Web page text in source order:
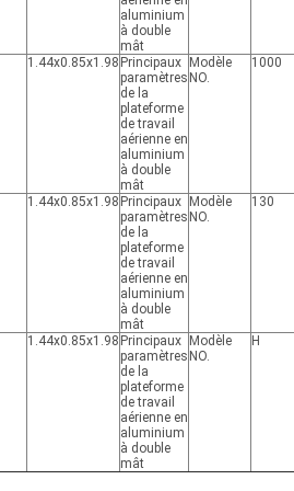
aluminium
à double
mât
1.44x0.85x1.98 Principaux
paramètres
de la
plateforme
de travail
aérienne en
aluminium
à double
mât
Modèle
NO.
1000
1.44x0.85x1.98 Principaux
paramètres
de la
plateforme
de travail
aérienne en
aluminium
à double
mât
Modèle
NO.
130
1.44x0.85x1.98 Principaux
paramètres
de la
plateforme
de travail
aérienne en
aluminium
à double
mât
Modèle
NO.
H